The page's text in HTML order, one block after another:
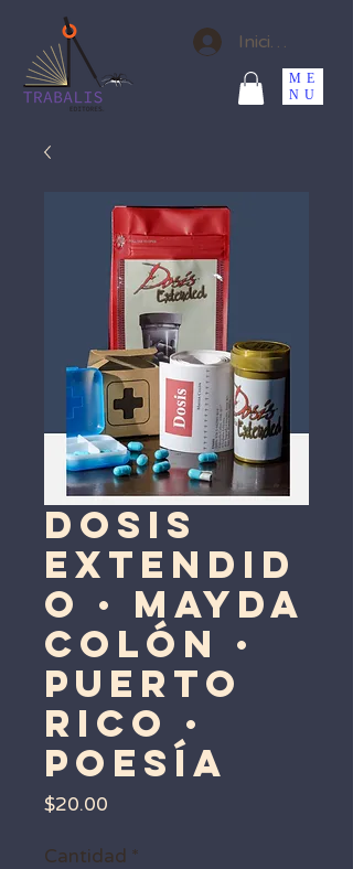
Iniciar sesión
ME
NU
Dosis
Extendid
o · Mayda
Colón ·
Puerto
Rico ·
Poesía
$20.00
Cantidad *